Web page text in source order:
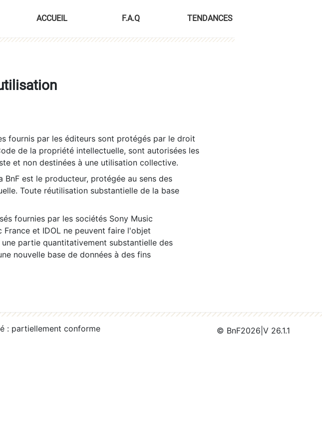
ACCUEIL F.A.Q TENDANCES
fournis par les éditeurs sont protégés par le droit
de la propriété intellectuelle, sont autorisées les
et non destinées à une utilisation collective.
est le producteur, protégée au sens des
Toute réutilisation substantielle de la base
fournies par les sociétés Sony Music
France et IDOL ne peuvent faire l'objet
partie quantitativement substantielle des
nouvelle base de données à des fins
: partiellement conforme © BnF2026 V 26.1.1